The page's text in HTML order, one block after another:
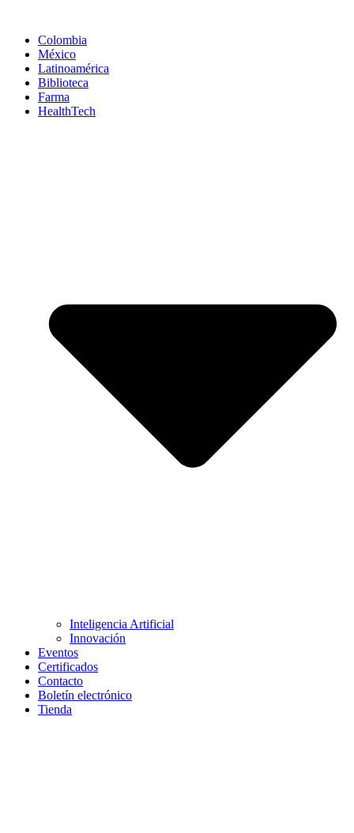
Colombia
México
Latinoamérica
Biblioteca
Farma
HealthTech
Inteligencia Artificial
Innovación
Eventos
Certificados
Contacto
Boletín electrónico
Tienda